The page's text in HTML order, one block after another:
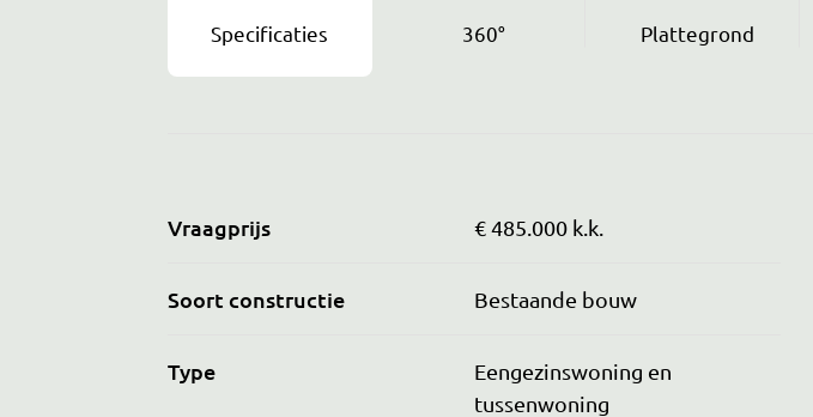
Specificaties 360° Plattegrond
Vraagprijs € 485.000 k.k.
Soort constructie Bestaande bouw
Type
Eengezinswoning en
tussenwoning